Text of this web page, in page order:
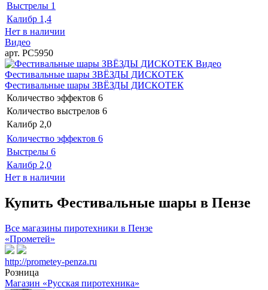
Выстрелы 1
Калибр 1,4
Нет в наличии
Видео
арт. РС5950
Видео
Фестивальные шары ЗВЁЗДЫ ДИСКОТЕК
Фестивальные шары ЗВЁЗДЫ ДИСКОТЕК
Количество эффектов 6
Количество выстрелов 6
Калибр 2,0
Количество эффектов 6
Выстрелы 6
Калибр 2,0
Нет в наличии
Купить Фестивальные шары в Пензе
Все магазины пиротехники в Пензе
«Прометей»
http://prometey-penza.ru
Розница
Магазин «Русская пиротехника»